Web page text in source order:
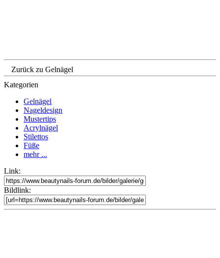
Zurück zu Gelnägel
Kategorien
Gelnägel
Nageldesign
Mustertips
Acrylnägel
Stilettos
Füße
mehr ...
Link:
Bildlink: